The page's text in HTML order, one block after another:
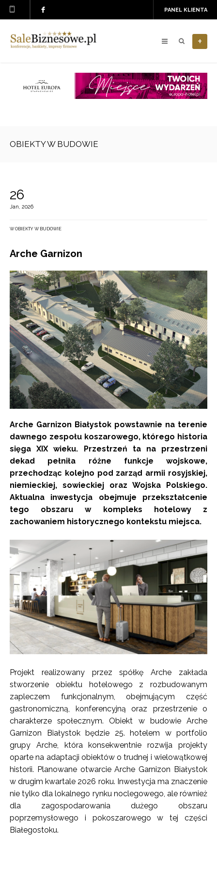
PANEL KLIENTA
+
OBIEKTY W BUDOWIE
26
Jan, 2026
W OBIEKTY W BUDOWIE
Arche Garnizon
Arche Garnizon Białystok powstawnie na terenie
dawnego zespołu koszarowego, którego historia
sięga XIX wieku. Przestrzeń ta na przestrzeni
dekad pełniła różne funkcje wojskowe,
przechodząc kolejno pod zarząd armii rosyjskiej,
niemieckiej, sowieckiej oraz Wojska Polskiego.
Aktualna inwestycja obejmuje przekształcenie
tego obszaru w kompleks hotelowy z
zachowaniem historycznego kontekstu miejsca.
Projekt realizowany przez spółkę Arche zakłada
stworzenie obiektu hotelowego z rozbudowanym
zapleczem funkcjonalnym, obejmującym część
gastronomiczną, konferencyjną oraz przestrzenie o
charakterze społecznym. Obiekt w budowie Arche
Garnizon Białystok będzie 25. hotelem w portfolio
grupy Arche, która konsekwentnie rozwija projekty
oparte na adaptacji obiektów o trudnej i wielowątkowej
historii. Planowane otwarcie Arche Garnizon Białystok
w drugim kwartale 2026 roku. Inwestycja ma znaczenie
nie tylko dla lokalnego rynku noclegowego, ale również
dla zagospodarowania dużego obszaru
poprzemysłowego i pokoszarowego w tej części
Białegostoku.